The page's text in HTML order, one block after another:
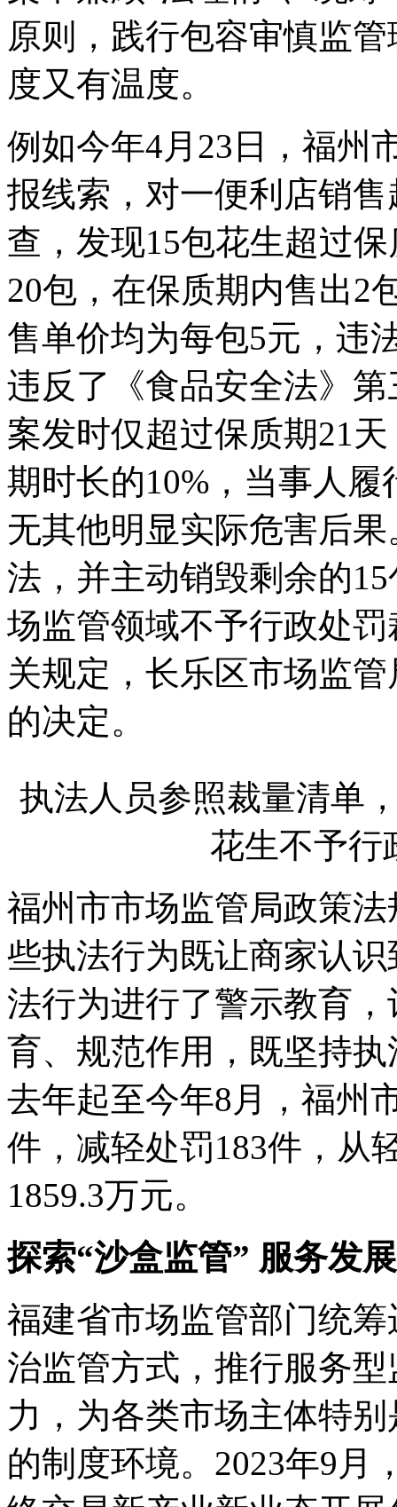
原则，践行包容审慎监
度又有温度。
例如今年4月23日，福州
报线索，对一便利店销
查，发现15包花生超过
20包，在保质期内售出2
售单价均为每包5元，违
违反了《食品安全法》
案发时仅超过保质期21
期时长的10%，当事人
无其他明显实际危害后
法，并主动销毁剩余的
场监管领域不予行政处
关规定，长乐区市场监
的决定。
执法人员参照裁量清单
花生不予行
福州市市场监管局政策
些执法行为既让商家认
法行为进行了警示教育
育、规范作用，既坚持
去年起至今年8月，福州
件，减轻处罚183件，从
1859.3万元。
探索“沙盒监管” 服务发
福建省市场监管部门统
治监管方式，推行服务
力，为各类市场主体特
的制度环境。2023年9月